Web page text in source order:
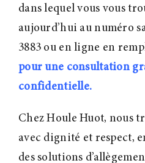
dans lequel vous vous
aujourd’hui au numéro
3883 ou en ligne en
pour une consultation
confidentielle.
Chez Houle Huot, nous
avec dignité et respect,
des solutions